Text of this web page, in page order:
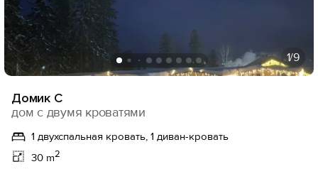
1/9
Домик С
дом с двумя кроватями
1 двухспальная кровать, 1 диван-кровать
30 m2